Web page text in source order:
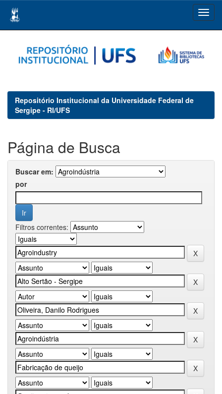
navigation
Repositório Institucional da Universidade Federal de
Sergipe - RI/UFS
Página de Busca
Buscar em:
por
Filtros correntes: